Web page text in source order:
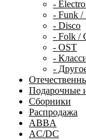
-
- Funk /
- Disco
- Folk /
- OST
-
-
Подарочные
Сборники
Распродажа
ABBA
AC/DC